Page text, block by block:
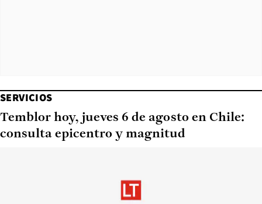
SERVICIOS
Temblor hoy, jueves 6 de agosto en Chile:
consulta epicentro y magnitud